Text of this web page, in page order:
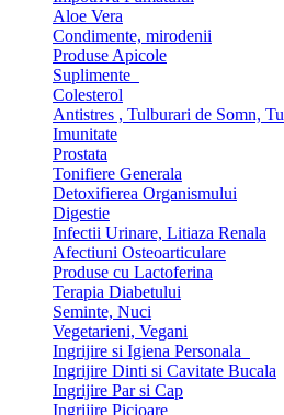
Aloe Vera
Condimente, mirodenii
Produse Apicole
Suplimente
Colesterol
Antistres , Tulburari de Somn,
Imunitate
Prostata
Tonifiere Generala
Detoxifierea Organismului
Digestie
Infectii Urinare, Litiaza Renala
Afectiuni Osteoarticulare
Produse cu Lactoferina
Terapia Diabetului
Seminte, Nuci
Vegetarieni, Vegani
Ingrijire si Igiena Personala
Ingrijire Dinti si Cavitate Bucala
Ingrijire Par si Cap
Ingrijire Picioare